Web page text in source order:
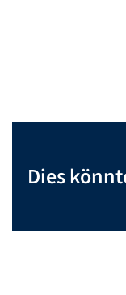
Dies